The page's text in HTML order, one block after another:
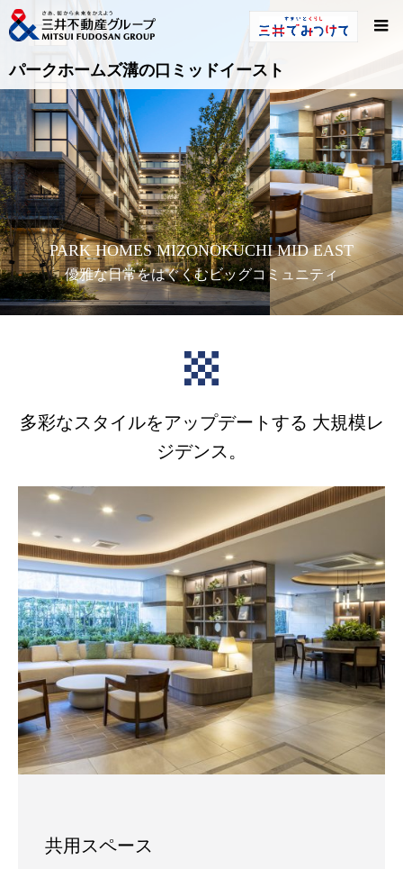
パークホームズ溝の口ミッドイースト
PARK HOMES MIZONOKUCHI MID EAST
優雅な日常をはぐくむビッグコミュニティ
多彩なスタイルをアップデートする 大規模レ
ジデンス。
共用スペース